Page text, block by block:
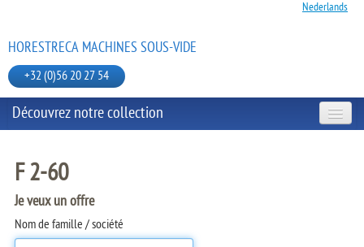
Nederlands
HORESTRECA MACHINES SOUS-VIDE
+32 (0)56 20 27 54
Découvrez notre collection
MODÈLES MOBILE
F 2-60
Je veux un offre
Nom de famille / société